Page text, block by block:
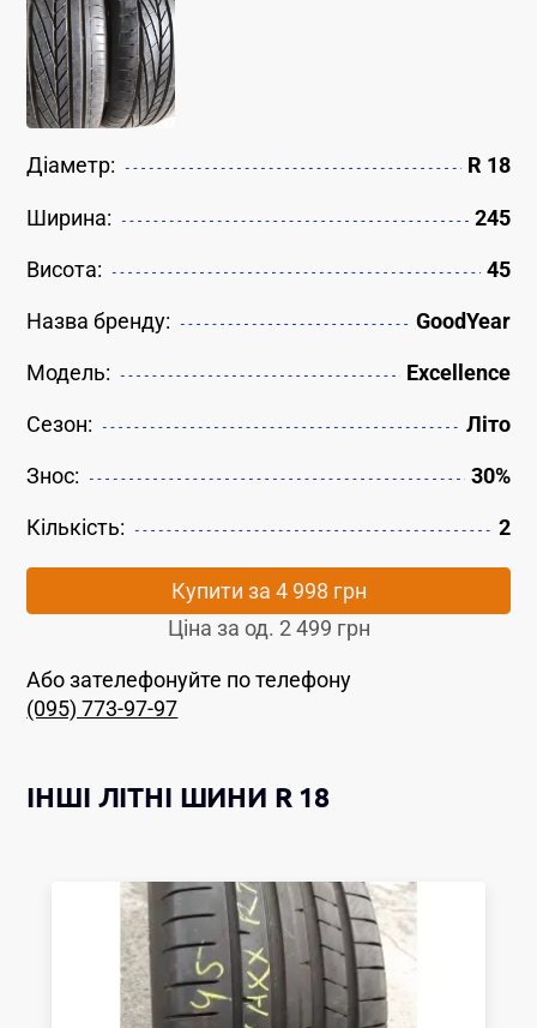
Діаметр: R 18
Ширина: 245
Висота: 45
Назва бренду: GoodYear
Модель: Excellence
Сезон: Літо
Знос: 30%
Кількість: 2
Купити за 4 998 грн
Ціна за од. 2 499 грн
Або зателефонуйте по телефону
(095) 773-97-97
ІНШІ ЛІТНІ ШИНИ R 18